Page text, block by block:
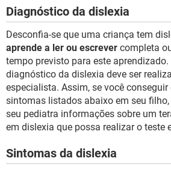
Diagnóstico da dislexia
Desconfia-se que uma criança tem
aprende a ler ou escrever completa
tempo previsto para este aprendizado.
diagnóstico da dislexia deve ser
especialista. Assim, se você
sintomas listados abaixo em seu filho,
seu pediatra informações sobre um
em dislexia que possa realizar o teste
Sintomas da dislexia